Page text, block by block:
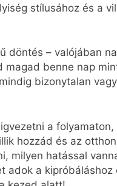
stílusához és a
döntés – valójában
benne nap
bizonytalan
a
hozzád és az
milyen hatással
adok a